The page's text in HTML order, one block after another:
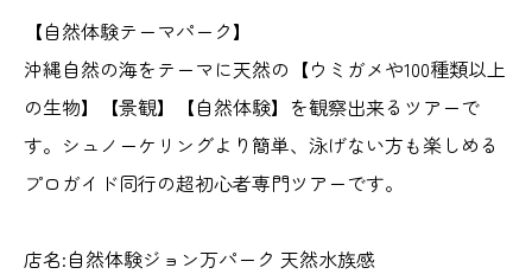
【自然体験テーマパーク】
沖縄自然の海をテーマに天然の【ウミガメや100種類以上
の生物】【景観】【自然体験】を観察出来るツアーで
す。シュノーケリングより簡単、泳げない方も楽しめる
プロガイド同行の超初心者専門ツアーです。
店名:自然体験ジョン万パーク 天然水族感